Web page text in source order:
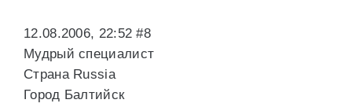
12.08.2006, 22:52 #8
Мудрый специалист
Страна Russia
Город Балтийск